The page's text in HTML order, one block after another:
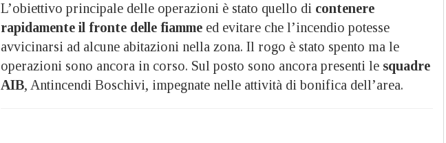
L’obiettivo principale delle operazioni è stato quello di contenere
rapidamente il fronte delle fiamme ed evitare che l’incendio potesse
avvicinarsi ad alcune abitazioni nella zona. Il rogo è stato spento ma le
operazioni sono ancora in corso. Sul posto sono ancora presenti le squadre
AIB, Antincendi Boschivi, impegnate nelle attività di bonifica dell’area.